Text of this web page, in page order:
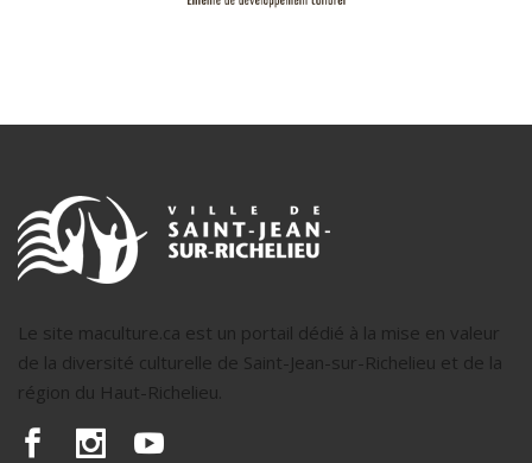
Le site maculture.ca est un portail dédié à la mise en valeur
de la diversité culturelle de Saint-Jean-sur-Richelieu et de la
région du Haut-Richelieu.